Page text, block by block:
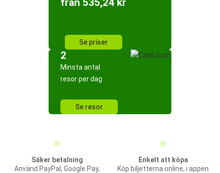
från 535,24 kr
Se priser
2
Minsta antal
resor per dag
Se resor
Säker betalning
Använd PayPal, Google Pay,
Enkelt att köpa
Köp biljetterna online, i appen